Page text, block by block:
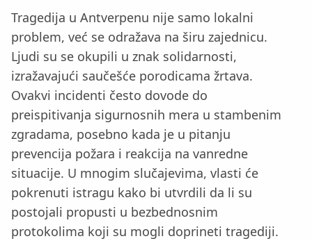
Tragedija u Antverpenu nije samo lokalni
problem, već se odražava na širu zajednicu.
Ljudi su se okupili u znak solidarnosti,
izražavajući saučešće porodicama žrtava.
Ovakvi incidenti često dovode do
preispitivanja sigurnosnih mera u stambenim
zgradama, posebno kada je u pitanju
prevencija požara i reakcija na vanredne
situacije. U mnogim slučajevima, vlasti će
pokrenuti istragu kako bi utvrdili da li su
postojali propusti u bezbednosnim
protokolima koji su mogli doprineti tragediji.